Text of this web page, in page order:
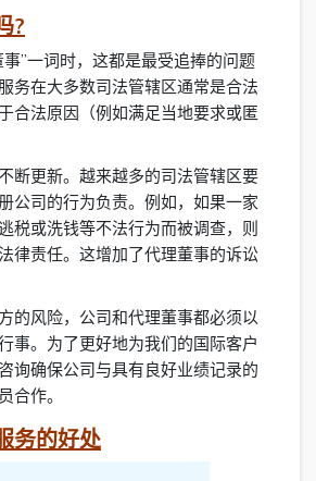
?
”一词时，这都是最受追捧的问题
务在大多数司法管辖区通常是合法
合法原因（例如满足当地要求或匿
断更新。越来越多的司法管辖区要
公司的行为负责。例如，如果一家
税或洗钱等不法行为而被调查，则
律责任。这增加了代理董事的诉讼
的风险，公司和代理董事都必须以
事。为了更好地为我们的国际客户
询确保公司与具有良好业绩记录的
合作。
务的好处